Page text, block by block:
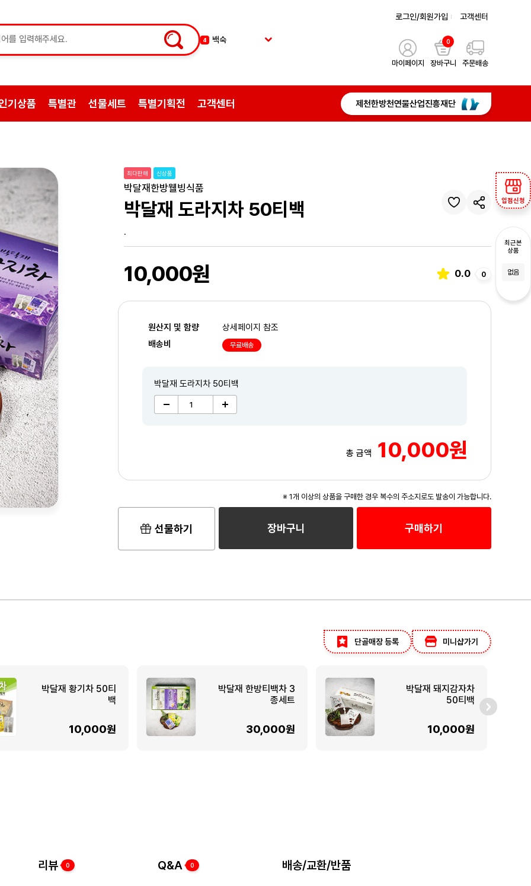
4 백숙
8 허브차
로그인/회원가입 고객센터
마이페이지
0
장바구니 주문배송
기상품 특별관 선물세트 특별기획전 고객센터 제천한방천연물산업진흥재단
입점신청
최근본
상품
없음
3/3
최다판매 신상품
박달재한방웰빙식품
박달재 도라지차 50티백
.
10,000원 0.0 0
원산지 및 함량
상세페이지 참조
배송비
무료배송
박달재 도라지차 50티백
총 금액 10,000원
※ 1개 이상의 상품을 구매한 경우 복수의 주소지로도 발송이 가능합니다.
선물하기 장바구니 구매하기
단골매장 등록 미니샵가기
박달재 황기차 50티
백
10,000원
박달재 한방티백차 3
종세트
30,000원
박달재 돼지감자차
50티백
10,000원
리뷰 0 Q&A 0 배송/교환/반품